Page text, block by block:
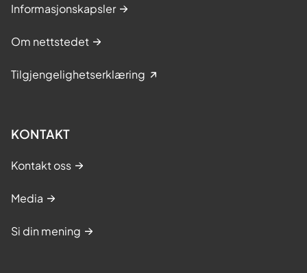
Informasjonskapsler
Om nettstedet
Tilgjengelighetserklæring
KONTAKT
Kontakt oss
Media
Si din mening